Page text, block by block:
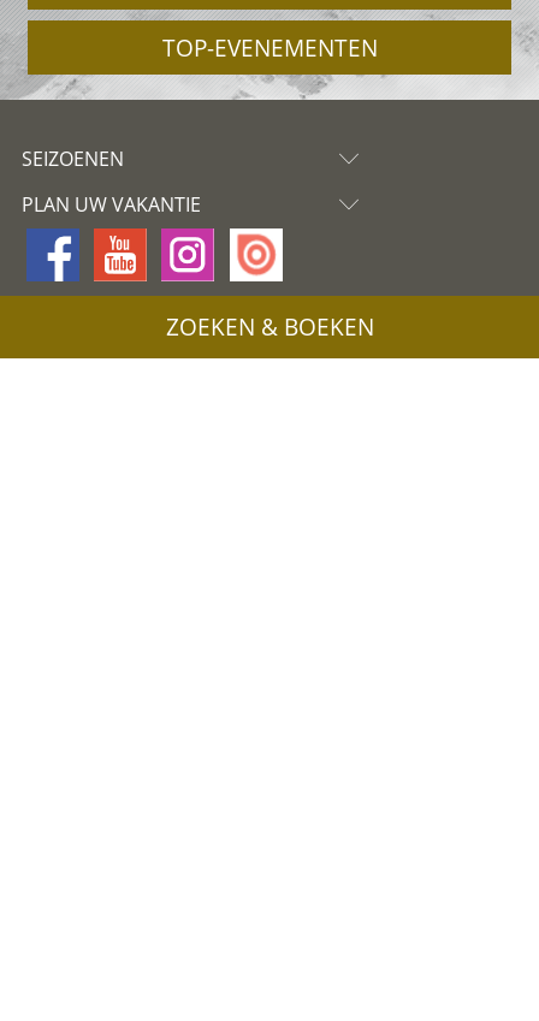
TOP-EVENEMENTEN
SEIZOENEN
PLAN UW VAKANTIE
ZOEKEN & BOEKEN